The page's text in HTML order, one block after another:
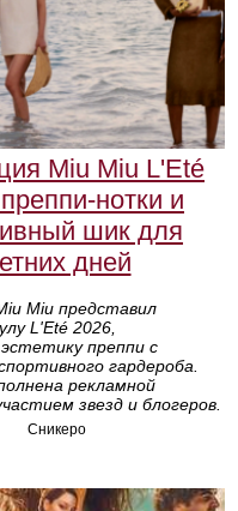
Miu Miu L'Eté
нотки и
шик для
дней
Miu представил
L'Eté 2026,
преппи с
гардероба.
рекламной
звезд и блогеров.
Сникеро